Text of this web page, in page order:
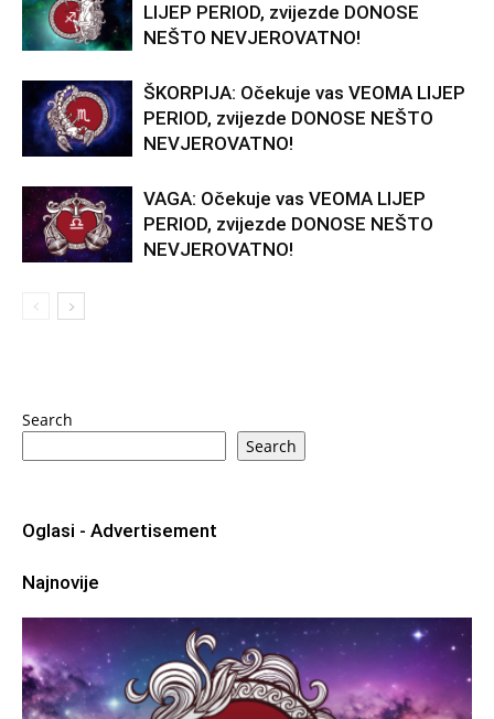
LIJEP PERIOD, zvijezde DONOSE
NEŠTO NEVJEROVATNO!
ŠKORPIJA: Očekuje vas VEOMA LIJEP
PERIOD, zvijezde DONOSE NEŠTO
NEVJEROVATNO!
VAGA: Očekuje vas VEOMA LIJEP
PERIOD, zvijezde DONOSE NEŠTO
NEVJEROVATNO!
Search
Search
Oglasi - Advertisement
Najnovije